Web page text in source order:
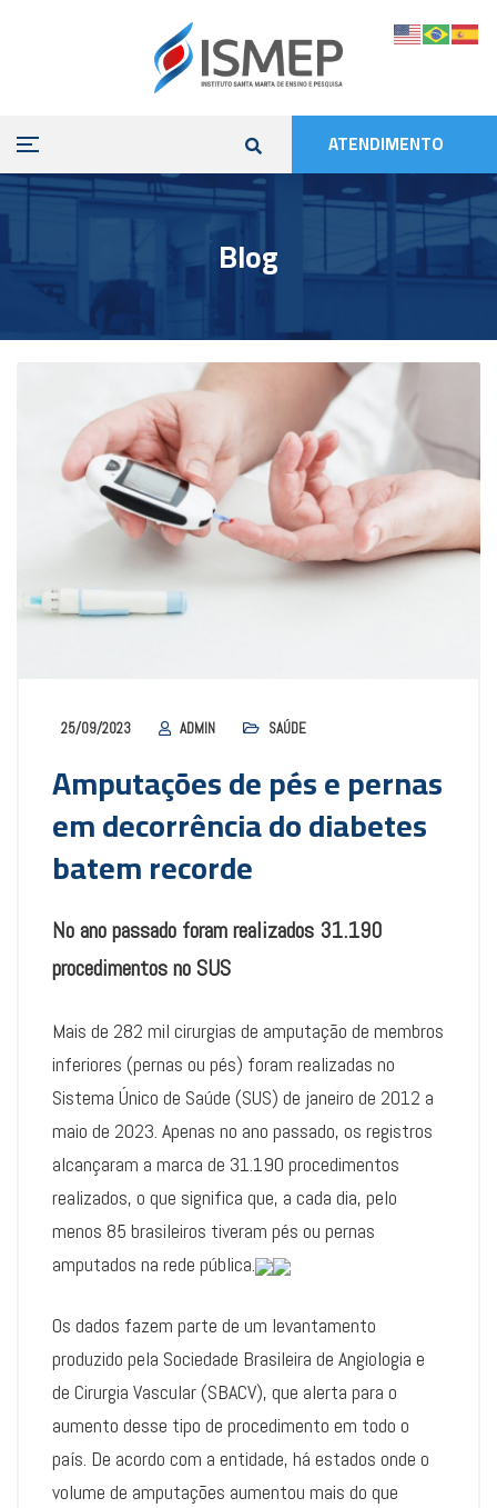
ATENDIMENTO
Blog
25/09/2023 ADMIN SAÚDE
Amputações de pés e pernas
em decorrência do diabetes
batem recorde
No ano passado foram realizados 31.190
procedimentos no SUS
Mais de 282 mil cirurgias de amputação de membros
inferiores (pernas ou pés) foram realizadas no
Sistema Único de Saúde (SUS) de janeiro de 2012 a
maio de 2023. Apenas no ano passado, os registros
alcançaram a marca de 31.190 procedimentos
realizados, o que significa que, a cada dia, pelo
menos 85 brasileiros tiveram pés ou pernas
amputados na rede pública.
Os dados fazem parte de um levantamento
produzido pela Sociedade Brasileira de Angiologia e
de Cirurgia Vascular (SBACV), que alerta para o
aumento desse tipo de procedimento em todo o
país. De acordo com a entidade, há estados onde o
volume de amputações aumentou mais do que